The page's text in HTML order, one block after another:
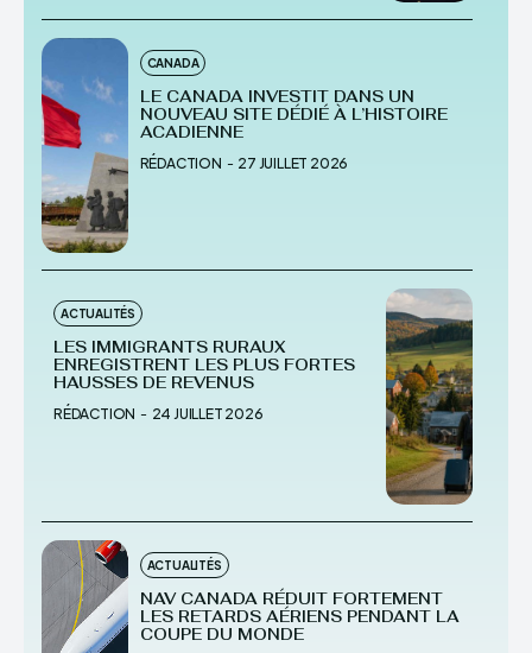
CANADA
LE CANADA INVESTIT DANS UN
NOUVEAU SITE DÉDIÉ À L’HISTOIRE
ACADIENNE
RÉDACTION - 27 JUILLET 2026
ACTUALITÉS
LES IMMIGRANTS RURAUX
ENREGISTRENT LES PLUS FORTES
HAUSSES DE REVENUS
RÉDACTION - 24 JUILLET 2026
ACTUALITÉS
NAV CANADA RÉDUIT FORTEMENT
LES RETARDS AÉRIENS PENDANT LA
COUPE DU MONDE